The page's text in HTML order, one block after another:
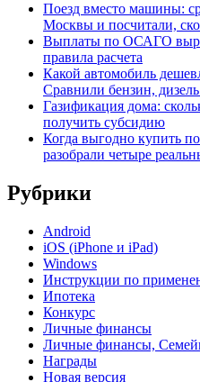
Поезд вместо машины:
Москвы и посчитали,
Выплаты по ОСАГО
правила расчета
Какой автомобиль
Сравнили бензин,
Газификация дома:
получить субсидию
Когда выгодно купить
разобрали четыре
Рубрики
Android
iOS (iPhone и iPad)
Windows
Инструкции по
Ипотека
Конкурс
Личные финансы
Личные финансы,
Награды
Новая версия